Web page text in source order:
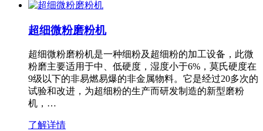
超细微粉磨粉机
超细微粉磨粉机是一种细粉及超细粉的加工设备，此微
粉磨主要适用于中、低硬度，湿度小于6%，莫氏硬度在
9级以下的非易燃易爆的非金属物料。它是经过20多次的
试验和改进，为超细粉的生产而研发制造的新型磨粉
机，…
了解详情